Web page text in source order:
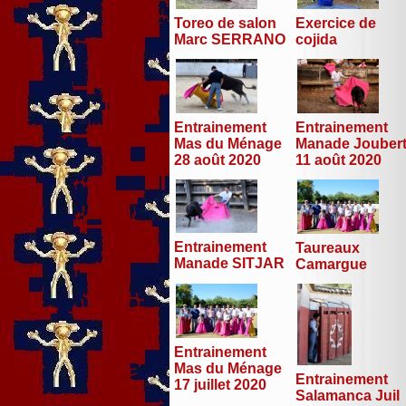
Toreo de salon
Marc SERRANO
Exercice de
cojida
Entrainement
Mas du Ménage
28 août 2020
Entrainement
Manade Joubert
11 août 2020
Entrainement
Manade SITJAR
Taureaux
Camargue
Entrainement
Mas du Ménage
17 juillet 2020
Entrainement
Salamanca Juil